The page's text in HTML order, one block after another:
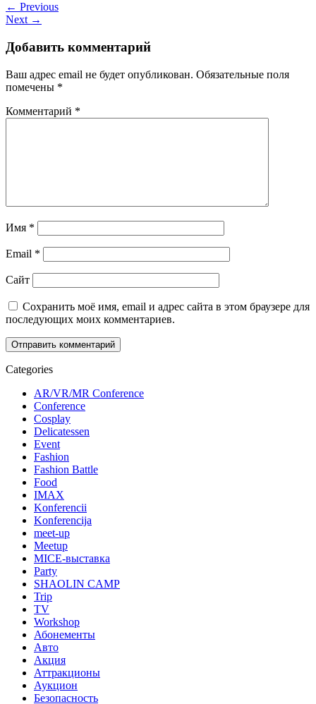
← Previous
Next →
Добавить комментарий
Ваш адрес email не будет опубликован. Обязательные поля
помечены *
Комментарий *
Имя *
Email *
Сайт
Сохранить моё имя, email и адрес сайта в этом браузере для
последующих моих комментариев.
Categories
AR/VR/MR Conference
Conference
Cosplay
Delicatessen
Event
Fashion
Fashion Battle
Food
IMAX
Konferencii
Konferencija
meet-up
Meetup
MICE-выставка
Party
SHAOLIN CAMP
Trip
TV
Workshop
Абонементы
Авто
Акция
Аттракционы
Аукцион
Безопасность